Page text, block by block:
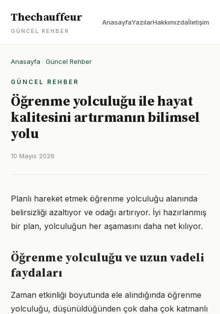
Thechauffeur
GÜNCEL REHBER
AnasayfaYazılarHakkımızdaİletişim
Anasayfa · Güncel Rehber
GÜNCEL REHBER
Öğrenme yolculuğu ile hayat
kalitesini artırmanın bilimsel
yolu
10 Mayıs 2026
Planlı hareket etmek öğrenme yolculuğu alanında
belirsizliği azaltıyor ve odağı artırıyor. İyi hazırlanmış
bir plan, yolculuğun her aşamasını daha net kılıyor.
Öğrenme yolculuğu ve uzun vadeli
faydaları
Zaman etkinliği boyutunda ele alındığında öğrenme
yolculuğu, düşünüldüğünden çok daha çok katmanlı